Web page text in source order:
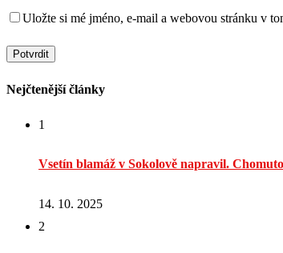
Uložte si mé jméno, e-mail a webovou stránku v
Nejčtenější články
1
Vsetín blamáž v Sokolově napravil.
14. 10. 2025
2